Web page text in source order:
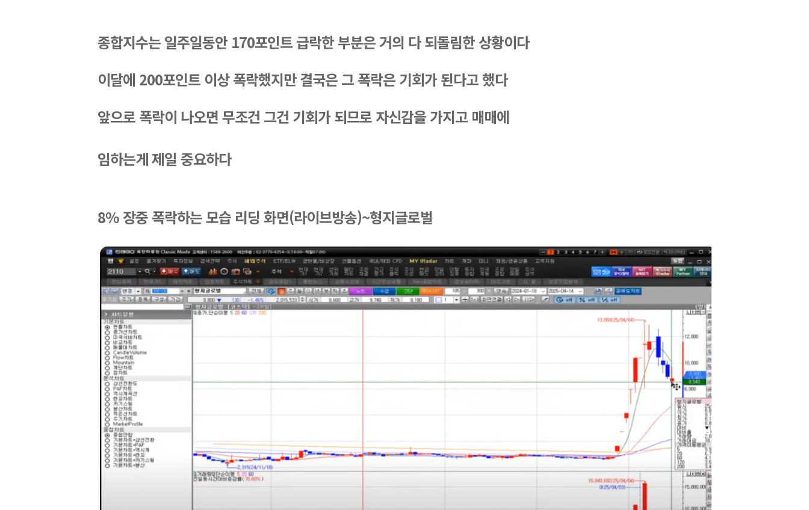
종합지수는 일주일동안 170포인트 급락한 부분은 거의 다 되돌림한 상황이다
이달에 200포인트 이상 폭락했지만 결국은 그 폭락은 기회가 된다고 했다
앞으로 폭락이 나오면 무조건 그건 기회가 되므로 자신감을 가지고 매매에
임하는게 제일 중요하다
8% 장중 폭락하는 모습 리딩 화면(라이브방송)~형지글로벌